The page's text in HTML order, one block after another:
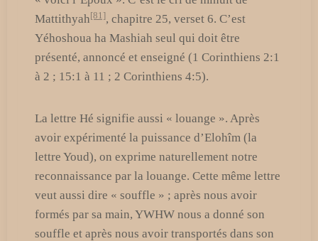
Mattithyah[81], chapitre 25, verset 6. C’est
Yéhoshoua ha Mashiah seul qui doit être
présenté, annoncé et enseigné (1 Corinthiens 2:1
à 2 ; 15:1 à 11 ; 2 Corinthiens 4:5).
La lettre Hé signifie aussi « louange ». Après
avoir expérimenté la puissance d’Elohîm (la
lettre Youd), on exprime naturellement notre
reconnaissance par la louange. Cette même lettre
veut aussi dire « souffle » ; après nous avoir
formés par sa main, YWHW nous a donné son
souffle et après nous avoir transportés dans son